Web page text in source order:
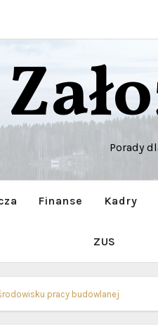
Porady
Finanse Kadry
ZUS
pracy budowlanej